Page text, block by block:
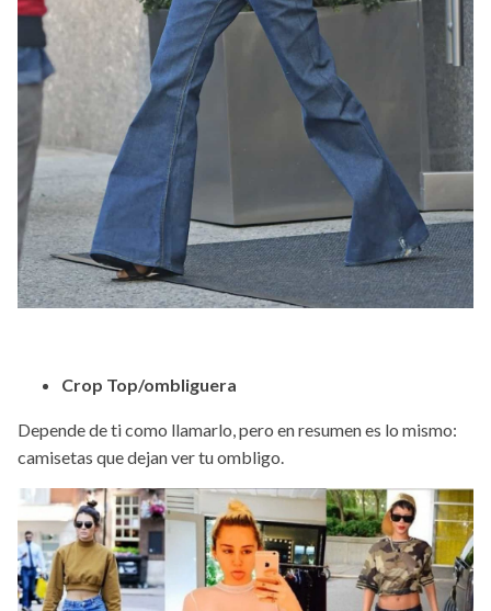
Crop Top/ombliguera
Depende de ti como llamarlo, pero en resumen es lo mismo:
camisetas que dejan ver tu ombligo.